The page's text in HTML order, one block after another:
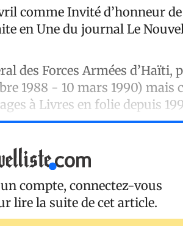
comme Invité d’honneur
en Une du journal Le
des Forces Armées d’Haïti,
1988 - 10 mars 1990) mais
à Livres en folie depuis
compte, connectez-vous
lire la suite de cet article.